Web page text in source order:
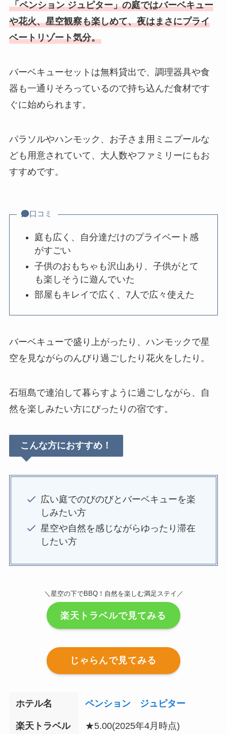
「ペンション ジュピター」の庭ではバーベキュー
や花火、星空観察も楽しめて、夜はまさにプライ
ベートリゾート気分。
バーベキューセットは無料貸出で、調理器具や食
器も一通りそろっているので持ち込んだ食材です
ぐに始められます。
パラソルやハンモック、お子さま用ミニプールな
ども用意されていて、大人数やファミリーにもお
すすめです。
口コミ
庭も広く、自分達だけのプライベート感
がすごい
子供のおもちゃも沢山あり、子供がとて
も楽しそうに遊んでいた
部屋もキレイで広く、7人で広々使えた
バーベキューで盛り上がったり、ハンモックで星
空を見ながらのんびり過ごしたり花火をしたり。
石垣島で連泊して暮らすように過ごしながら、自
然を楽しみたい方にぴったりの宿です。
こんな方におすすめ！
広い庭でのびのびとバーベキューを楽
しみたい方
星空や自然を感じながらゆったり滞在
したい方
＼星空の下でBBQ！自然を楽しむ満足ステイ／
楽天トラベルで見てみる
じゃらんで見てみる
ホテル名 ペンション ジュピター
楽天トラベル
★5.00(2025年4月時点)